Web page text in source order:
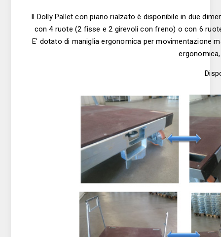
Il Dolly Pallet con piano rialzato è disponibile in due
con 4 ruote (2 fisse e 2 girevoli con freno) o con 6
E' dotato di maniglia ergonomica per movimentazione